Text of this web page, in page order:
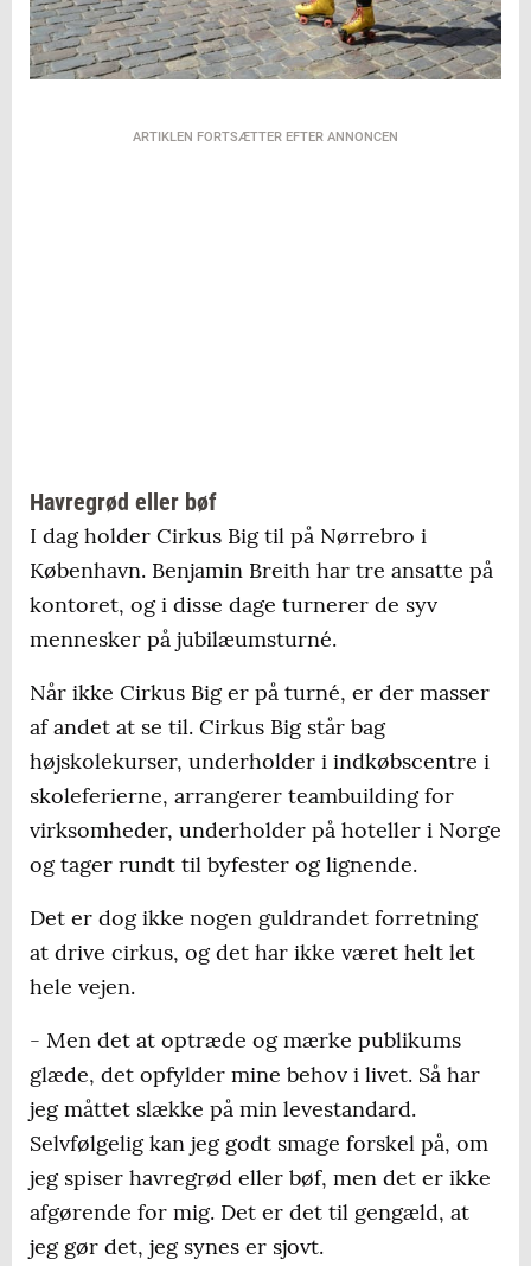
ARTIKLEN FORTSÆTTER EFTER ANNONCEN
Havregrød eller bøf
I dag holder Cirkus Big til på Nørrebro i
København. Benjamin Breith har tre ansatte på
kontoret, og i disse dage turnerer de syv
mennesker på jubilæumsturné.
Når ikke Cirkus Big er på turné, er der masser
af andet at se til. Cirkus Big står bag
højskolekurser, underholder i indkøbscentre i
skoleferierne, arrangerer teambuilding for
virksomheder, underholder på hoteller i Norge
og tager rundt til byfester og lignende.
Det er dog ikke nogen guldrandet forretning
at drive cirkus, og det har ikke været helt let
hele vejen.
- Men det at optræde og mærke publikums
glæde, det opfylder mine behov i livet. Så har
jeg måttet slække på min levestandard.
Selvfølgelig kan jeg godt smage forskel på, om
jeg spiser havregrød eller bøf, men det er ikke
afgørende for mig. Det er det til gengæld, at
jeg gør det, jeg synes er sjovt.